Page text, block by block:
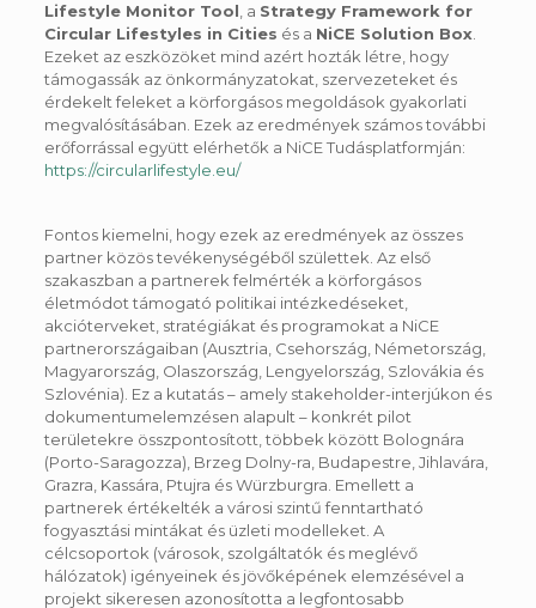
Lifestyle Monitor Tool , a Strategy Framework for
Circular Lifestyles in Cities és a NiCE Solution Box.
Ezeket az eszközöket mind azért hozták létre, hogy
támogassák az önkormányzatokat, szervezeteket és
érdekelt feleket a körforgásos megoldások gyakorlati
megvalósításában. Ezek az eredmények számos további
erőforrással együtt elérhetők a NiCE Tudásplatformján:
https://circularlifestyle.eu/
Fontos kiemelni, hogy ezek az eredmények az összes
partner közös tevékenységéből születtek. Az első
szakaszban a partnerek felmérték a körforgásos
életmódot támogató politikai intézkedéseket,
akcióterveket, stratégiákat és programokat a NiCE
partnerországaiban (Ausztria, Csehország, Németország,
Magyarország, Olaszország, Lengyelország, Szlovákia és
Szlovénia). Ez a kutatás – amely stakeholder-interjúkon és
dokumentumelemzésen alapult – konkrét pilot
területekre összpontosított, többek között Bolognára
(Porto-Saragozza), Brzeg Dolny-ra, Budapestre, Jihlavára,
Grazra, Kassára, Ptujra és Würzburgra. Emellett a
partnerek értékelték a városi szintű fenntartható
fogyasztási mintákat és üzleti modelleket. A
célcsoportok (városok, szolgáltatók és meglévő
hálózatok) igényeinek és jövőképének elemzésével a
projekt sikeresen azonosította a legfontosabb